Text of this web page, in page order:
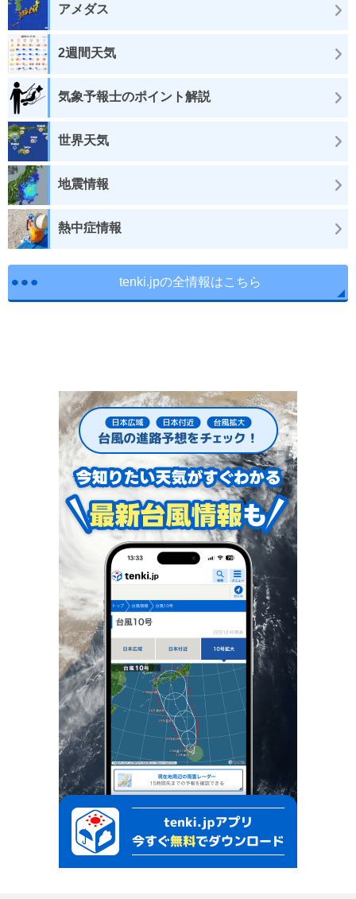
アメダス
2週間天気
気象予報士のポイント解説
世界天気
地震情報
熱中症情報
tenki.jpの全情報はこちら